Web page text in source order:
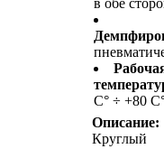
в обе
С° ÷ +80
Описание:
Круглый